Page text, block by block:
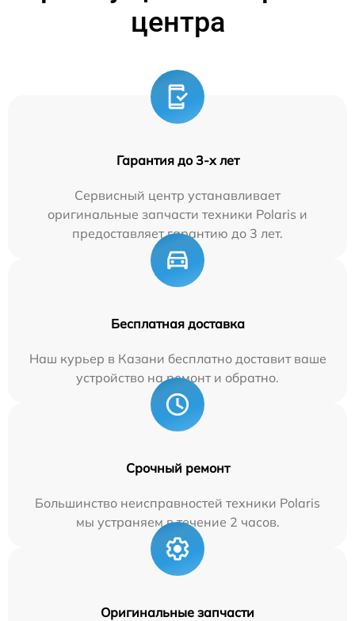
центра
Гарантия до 3-х лет
Сервисный центр устанавливает
оригинальные запчасти техники Polaris и
предоставляет гарантию до 3 лет.
Бесплатная доставка
Наш курьер в Казани бесплатно доставит ваше
устройство на ремонт и обратно.
Срочный ремонт
Большинство неисправностей техники Polaris
мы устраняем в течение 2 часов.
Оригинальные запчасти